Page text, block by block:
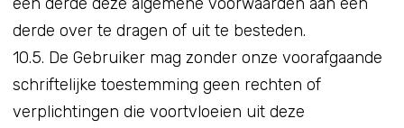
derde over te dragen of uit te besteden.
10.5. De Gebruiker mag zonder onze voorafgaande
schriftelijke toestemming geen rechten of
verplichtingen die voortvloeien uit deze